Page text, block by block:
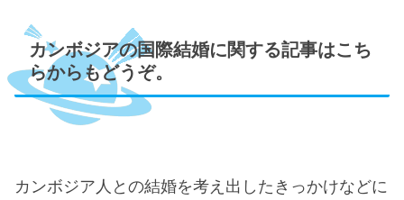
カンボジアの国際結婚に関する記事はこち
らからもどうぞ。
カンボジア人との結婚を考え出したきっかけなどに